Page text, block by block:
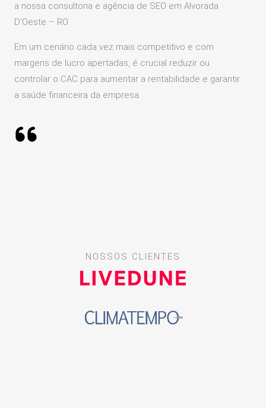
a nossa consultoria e agência de SEO em Alvorada
D’Oeste – RO
Em um cenário cada vez mais competitivo e com
margens de lucro apertadas, é crucial reduzir ou
controlar o CAC para aumentar a rentabilidade e garantir
a saúde financeira da empresa.
NOSSOS CLIENTES